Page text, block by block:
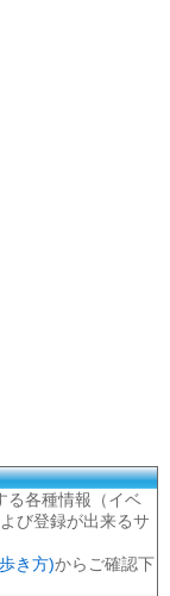
る各種情報（イベ
び登録が出来るサ
き方)からご確認下